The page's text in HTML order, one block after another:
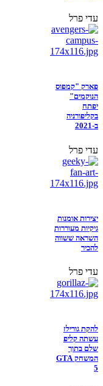
עדי פרל
פארק "קמפוס
הנוקמים"
יפתח
בקליפורניה
ב-2021
עדי פרל
יצירות אומנות
גיקיות מעוררות
השראה ששווה
להכיר
עדי פרל
להקת גורילז
עשתה קליפ
שלם בתוך
המשחק GTA
5